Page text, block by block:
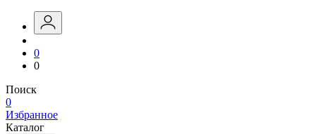
0
0
Поиск
0
Избранное
Каталог